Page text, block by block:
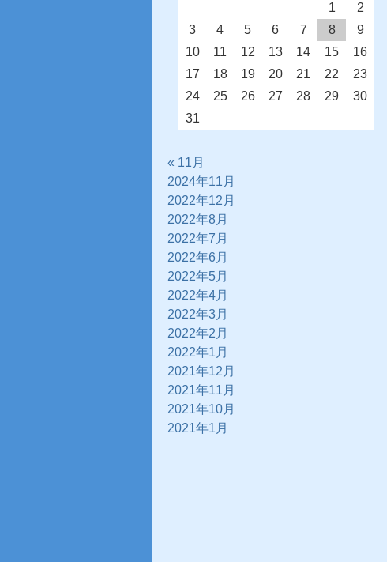
1
2
3
4 5 6 7 8
9
10
11 12 13 14 15
16
17
18 19 20 21 22
23
24
25 26 27 28 29
30
31
« 11月
2024年11月
2022年12月
2022年8月
2022年7月
2022年6月
2022年5月
2022年4月
2022年3月
2022年2月
2022年1月
2021年12月
2021年11月
2021年10月
2021年1月